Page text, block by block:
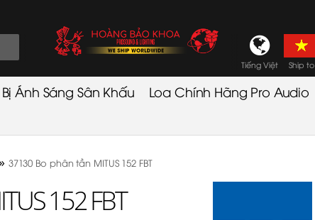
Tiếng Việt Ship to
Ánh Sáng Sân Khấu Loa Chính Hãng Pro Audio
» 37130 Bo phân tần MITUS 152 FBT
152 FBT